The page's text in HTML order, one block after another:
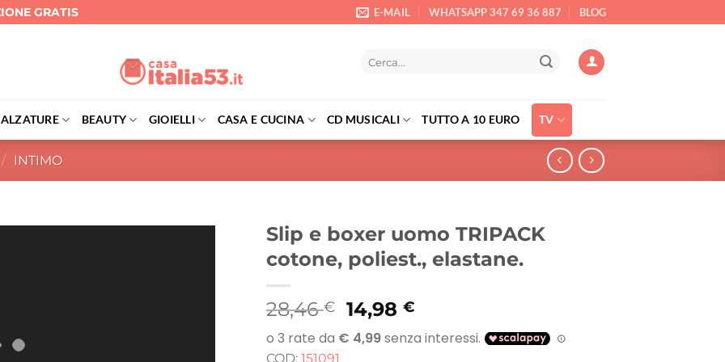
GRATIS E-MAIL WHATSAPP 347 69 36 887 BLOG
BEAUTY GIOIELLI CASA E CUCINA CD MUSICALI TUTTO A 10 EURO TV
/ INTIMO
Slip e boxer uomo TRIPACK
cotone, poliest., elastane.
28,46€
Il
prezzo
originale
14,98€
prezzo
attuale
COD: 151091